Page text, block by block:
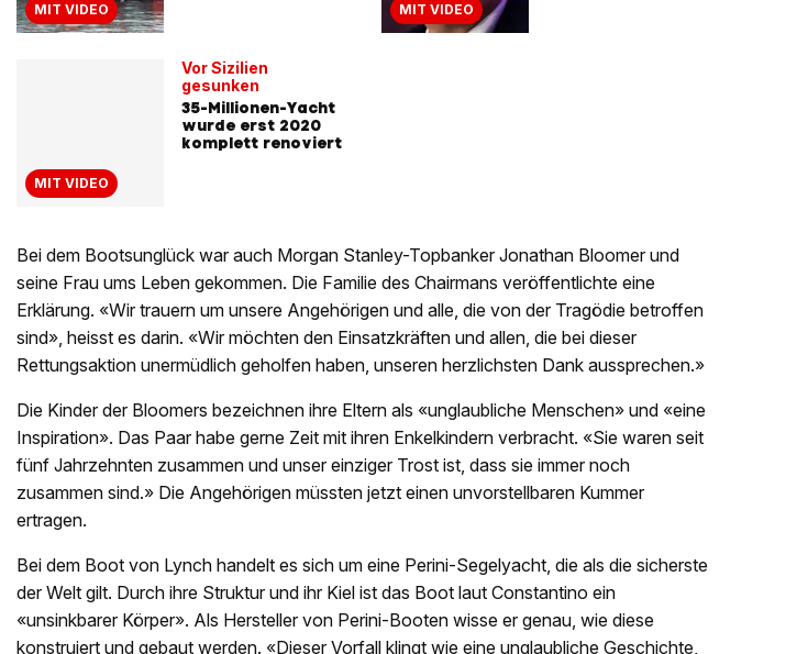
MIT VIDEO
MIT VIDEO
Vor Sizilien
gesunken
35-Millionen-Yacht
wurde erst 2020
komplett renoviert
MIT VIDEO
Bei dem Bootsunglück war auch Morgan Stanley-Topbanker Jonathan Bloomer und
seine Frau ums Leben gekommen. Die Familie des Chairmans veröffentlichte eine
Erklärung. «Wir trauern um unsere Angehörigen und alle, die von der Tragödie betroffen
sind», heisst es darin. «Wir möchten den Einsatzkräften und allen, die bei dieser
Rettungsaktion unermüdlich geholfen haben, unseren herzlichsten Dank aussprechen.»
Die Kinder der Bloomers bezeichnen ihre Eltern als «unglaubliche Menschen» und «eine
Inspiration». Das Paar habe gerne Zeit mit ihren Enkelkindern verbracht. «Sie waren seit
fünf Jahrzehnten zusammen und unser einziger Trost ist, dass sie immer noch
zusammen sind.» Die Angehörigen müssten jetzt einen unvorstellbaren Kummer
ertragen.
Bei dem Boot von Lynch handelt es sich um eine Perini-Segelyacht, die als die sicherste
der Welt gilt. Durch ihre Struktur und ihr Kiel ist das Boot laut Constantino ein
«unsinkbarer Körper». Als Hersteller von Perini-Booten wisse er genau, wie diese
konstruiert und gebaut werden. «Dieser Vorfall klingt wie eine unglaubliche Geschichte,